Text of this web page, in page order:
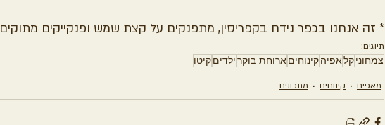
* זה אנחנו בכפר נידח בקפריסין, מתפנקים על קצת שמש ופנקייקים מתוקים
תיוגים:
צמחוניקלאפיהקינוחיםארוחת בוקרילדיםקיטו
מאפים קינוחים מתכונים